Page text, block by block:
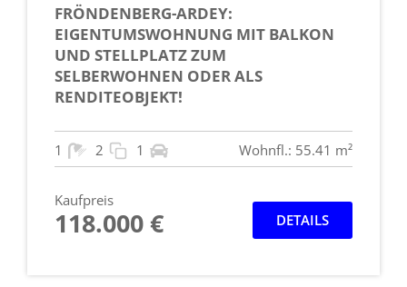
FRÖNDENBERG-ARDEY:
EIGENTUMSWOHNUNG MIT BALKON
UND STELLPLATZ ZUM
SELBERWOHNEN ODER ALS
RENDITEOBJEKT!
1 2 1 Wohnfl.: 55.41 m²
Kaufpreis
118.000 € DETAILS